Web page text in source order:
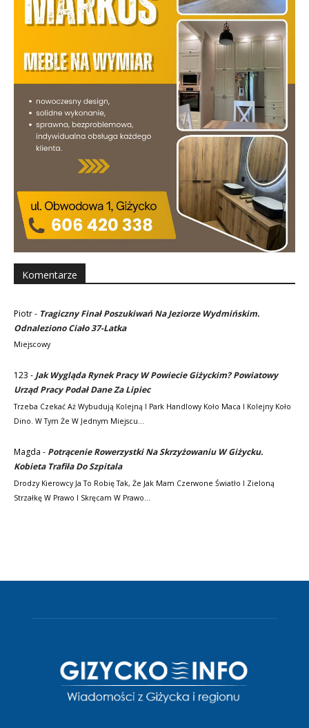
Komentarze
Piotr- Tragiczny Finał Poszukiwań Na Jeziorze Wydmińskim.
Odnaleziono Ciało 37-Latka
Miejscowy
123 - Jak Wygląda Rynek Pracy W Powiecie Giżyckim? Powiatowy
Urząd Pracy Podał Dane Za Lipiec
Trzeba Czekać Aż Wybudują Kolejną I Park Handlowy Koło Maca I Kolejny Koło
Dino. W Tym Że W Jednym Miejscu…
Magda - Potrącenie Rowerzystki Na Skrzyżowaniu W Giżycku.
Kobieta Trafiła Do Szpitala
Drodzy Kierowcy Ja To Robię Tak, Że Jak Mam Czerwone Światło I Zieloną
Strzałkę W Prawo I Skręcam W Prawo…